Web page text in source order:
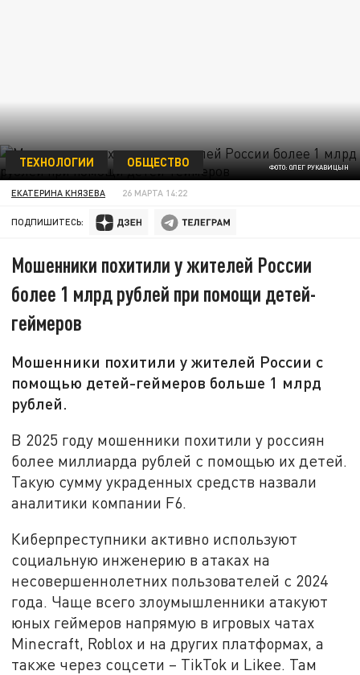
ФОТО: ОЛЕГ РУКАВИЦЫН
ТЕХНОЛОГИИ ОБЩЕСТВО
ЕКАТЕРИНА КНЯЗЕВА 26 МАРТА 14:22
ПОДПИШИТЕСЬ:
Мошенники похитили у жителей России
более 1 млрд рублей при помощи детей-
геймеров
Мошенники похитили у жителей России с
помощью детей-геймеров больше 1 млрд
рублей.
В 2025 году мошенники похитили у россиян
более миллиарда рублей с помощью их детей.
Такую сумму украденных средств назвали
аналитики компании F6.
Киберпреступники активно используют
социальную инженерию в атаках на
несовершеннолетних пользователей с 2024
года. Чаще всего злоумышленники атакуют
юных геймеров напрямую в игровых чатах
Minecraft, Roblox и на других платформах, а
также через соцсети – TikTok и Likee. Там